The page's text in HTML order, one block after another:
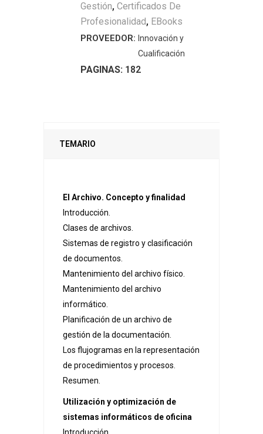
-
Gestión
integrada
recursos
Gestión, Certificados De
Profesionalidad, EBooks
PROVEEDOR: Innovación y
Cualificación
PAGINAS: 182
TEMARIO
El Archivo. Concepto y finalidad
Introducción.
Clases de archivos.
Sistemas de registro y clasificación
de documentos.
Mantenimiento del archivo físico.
Mantenimiento del archivo
informático.
Planificación de un archivo de
gestión de la documentación.
Los flujogramas en la representación
de procedimientos y procesos.
Resumen.
Utilización y optimización de
sistemas informáticos de oficina